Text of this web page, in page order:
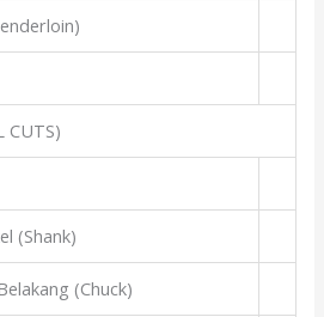
CUTS)
(Shank)
(Chuck)